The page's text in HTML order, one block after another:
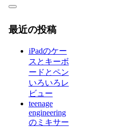
最近の投稿
iPadのケー
スとキーボ
ードとペン
いろいろレ
ビュー
teenage
engineering
のミキサー